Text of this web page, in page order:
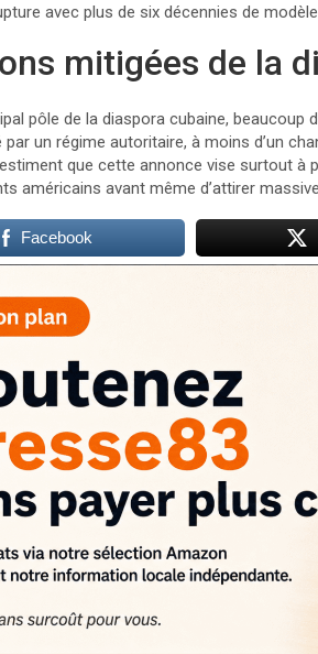
avec plus de six décennies de
mitigées de la
pôle de la diaspora cubaine,
un régime autoritaire, à moins d’un
que cette annonce vise surtout à
américains avant même d’attirer
Facebook